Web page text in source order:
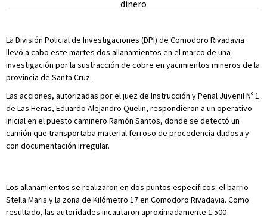
La División Policial de Investigaciones (DPI) de Comodoro Rivadavia
llevó a cabo este martes dos allanamientos en el marco de una
investigación por la sustracción de cobre en yacimientos mineros de la
provincia de Santa Cruz.
Las acciones, autorizadas por el juez de Instrucción y Penal Juvenil Nº 1
de Las Heras, Eduardo Alejandro Quelin, respondieron a un operativo
inicial en el puesto caminero Ramón Santos, donde se detectó un
camión que transportaba material ferroso de procedencia dudosa y
con documentación irregular.
Los allanamientos se realizaron en dos puntos específicos: el barrio
Stella Maris y la zona de Kilómetro 17 en Comodoro Rivadavia. Como
resultado, las autoridades incautaron aproximadamente 1.500